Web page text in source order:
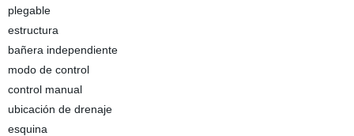
plegable
estructura
bañera independiente
modo de control
control manual
ubicación de drenaje
esquina